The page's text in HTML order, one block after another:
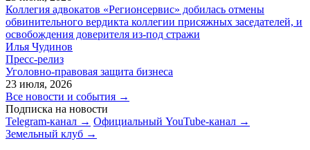
Коллегия адвокатов «Регионсервис» добилась отмены
обвинительного вердикта коллегии присяжных заседателей, и
освобождения доверителя из-под стражи
Илья Чудинов
Пресс-релиз
Уголовно-правовая защита бизнеса
23 июля, 2026
Все новости и события →
Подписка на новости
Telegram-канал → Официальный YouTube-канал →
Земельный клуб →